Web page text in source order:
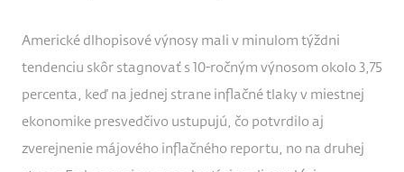
Americké dlhopisové výnosy mali v minulom týždni
tendenciu skôr stagnovať s 10-ročným výnosom okolo 3,75
percenta, keď na jednej strane inflačné tlaky v miestnej
ekonomike presvedčivo ustupujú, čo potvrdilo aj
zverejnenie májového inflačného reportu, no na druhej